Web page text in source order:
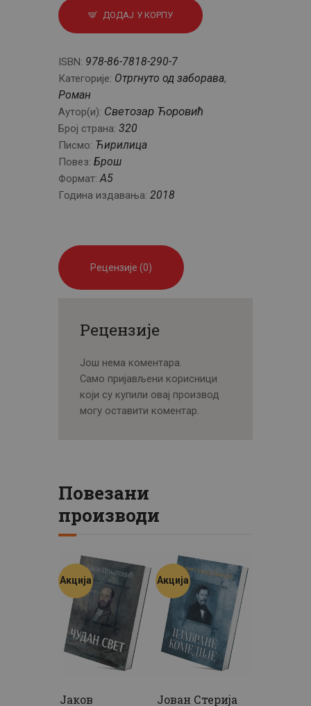
ДОДАЈ У КОРПУ
ISBN: 978-86-7818-290-7
Категорије: Отргнуто од заборава,
Роман
Аутор(и): Светозар Ћоровић
Број страна: 320
Писмо: Ћирилица
Повез: Брош
Формат:A5
Година издавања: 2018
Рецензије (0)
Рецензије
Још нема коментара.
Само пријављени корисници
који су купили овај производ
могу оставити коментар.
Повезани
производи
Акција
Јаков
Акција
Јован Стерија